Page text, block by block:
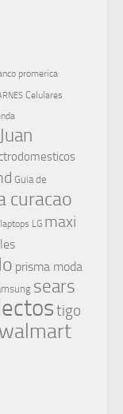
promerica
Celulares
Guia de
curacao
laptops LG maxi
prisma moda
sears
tigo
walmart